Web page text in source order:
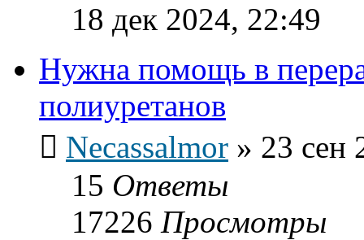
18 дек 2024, 22:49
Нужна помощь в
полиуретанов
Necassalmor » 23 сен
15 Ответы
17226 Просмотры